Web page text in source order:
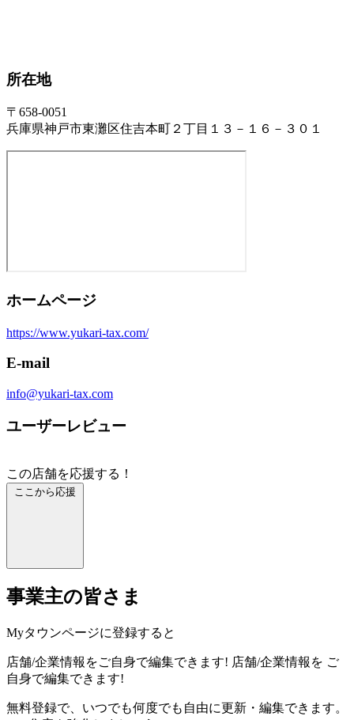
所在地
〒658-0051
兵庫県神戸市東灘区住吉本町２丁目１３－１６－３０１
ホームページ
https://www.yukari-tax.com/
E-mail
info@yukari‐tax.com
ユーザーレビュー
この店舗を応援する！
ここから応援
事業主の皆さま
Myタウンページに登録すると
店舗/企業情報をご自身で編集できます! 店舗/企業情報を ご
自身で編集できます!
無料登録で、いつでも何度でも自由に更新・編集できます。